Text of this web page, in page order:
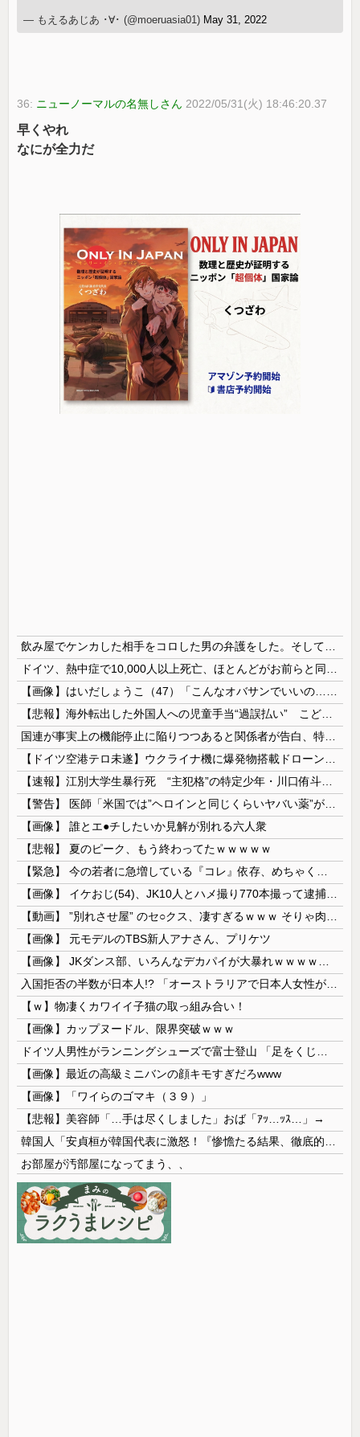
— もえるあじあ ･∀･ (@moeruasia01) May 31, 2022
36: ニューノーマルの名無しさん 2022/05/31(火) 18:46:20.37
早くやれ
なにが全力だ
【画像】 誰とエ●チしたいか見解が別れる六人衆
【悲報】 夏のピーク、もう終わってたｗｗｗｗｗ
【画像】 元モデルのTBS新人アナさん、プリケツ
【ｗ】物凄くカワイイ子猫の取っ組み合い！
【画像】カップヌードル、限界突破ｗｗｗ
【画像】最近の高級ミニバンの顔キモすぎだろwww
【画像】「ワイらのゴマキ（３９）」
【悲報】美容師「…手は尽くしました」おば「ｱｯ…ｯｽ…」→
お部屋が汚部屋になってまう、、